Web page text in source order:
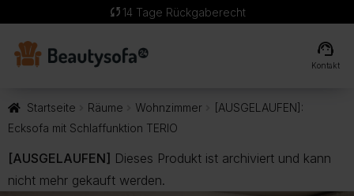
sync 14 Tage Rückgaberecht
support_agent
Kontakt
Startseite Räume Wohnzimmer
[AUSGELAUFEN]:
Ecksofa mit Schlaffunktion TERIO
[AUSGELAUFEN] Dieses Produkt ist archiviert und kann
nicht mehr gekauft werden.